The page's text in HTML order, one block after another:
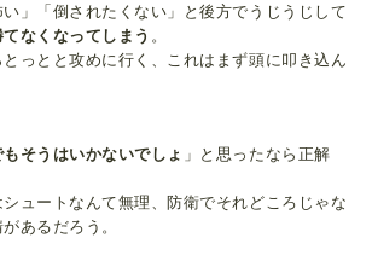
」「倒されたくない」と後方でうじうじして
なくなってしまう 。
とっとと攻めに行く、これはまず頭に叩き込ん
そうはいかないでしょ 」と思ったなら正解
ュートなんて無理、防衛でそれどころじゃな
あるだろう。